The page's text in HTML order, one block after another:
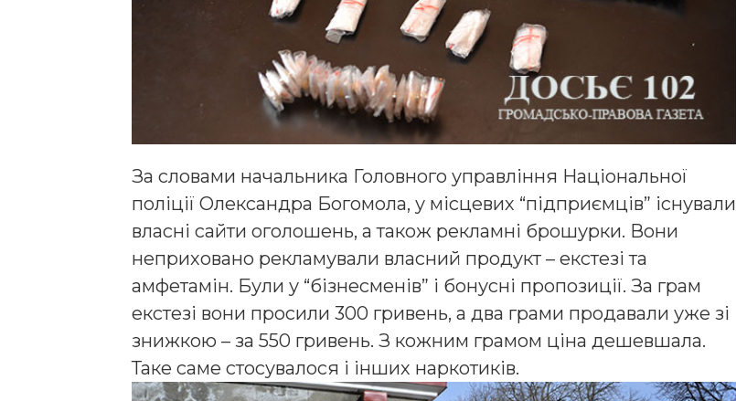
За словами начальника Головного управління Національної
поліції Олександра Богомола, у місцевих “підприємців” існували
власні сайти оголошень, а також рекламні брошурки. Вони
неприховано рекламували власний продукт – екстезі та
амфетамін. Були у “бізнесменів” і бонусні пропозиції. За грам
екстезі вони просили 300 гривень, а два грами продавали уже зі
знижкою – за 550 гривень. З кожним грамом ціна дешевшала.
Таке саме стосувалося і інших наркотиків.